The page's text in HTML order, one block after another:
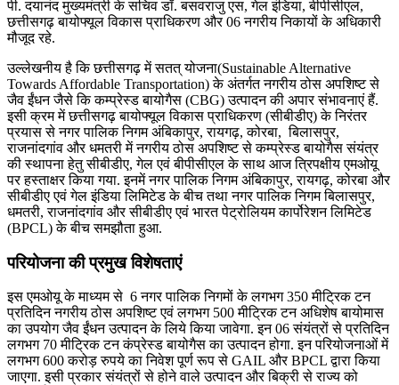
पी. दयानंद मुख्यमंत्री के सचिव डॉ. बसवराजु एस, गेल इंडिया, बीपीसीएल,
छत्तीसगढ़ बायोफ्यूल विकास प्राधिकरण और 06 नगरीय निकायों के अधिकारी
मौजूद रहे.
उल्लेखनीय है कि छत्तीसगढ़ में सतत् योजना(Sustainable Alternative
Towards Affordable Transportation) के अंतर्गत नगरीय ठोस अपशिष्ट से
जैव ईंधन जैसे कि कम्प्रेस्ड बायोगैस (CBG) उत्पादन की अपार संभावनाएं हैं.
इसी क्रम में छत्तीसगढ़ बायोफ्यूल विकास प्राधिकरण (सीबीडीए) के निरंतर
प्रयास से नगर पालिक निगम अंबिकापुर, रायगढ़, कोरबा, बिलासपुर,
राजनांदगांव और धमतरी में नगरीय ठोस अपशिष्ट से कम्प्रेस्ड बायोगैस संयंत्र
की स्थापना हेतु सीबीडीए, गेल एवं बीपीसीएल के साथ आज त्रिपक्षीय एमओयू
पर हस्ताक्षर किया गया. इनमें नगर पालिक निगम अंबिकापुर, रायगढ़, कोरबा और
सीबीडीए एवं गेल इंडिया लिमिटेड के बीच तथा नगर पालिक निगम बिलासपुर,
धमतरी, राजनांदगांव और सीबीडीए एवं भारत पेट्रोलियम कार्पोरेशन लिमिटेड
(BPCL) के बीच समझौता हुआ.
परियोजना की प्रमुख विशेषताएं
इस एमओयू के माध्यम से 6 नगर पालिक निगमों के लगभग 350 मीट्रिक टन
प्रतिदिन नगरीय ठोस अपशिष्ट एवं लगभग 500 मीट्रिक टन अधिशेष बायोमास
का उपयोग जैव ईंधन उत्पादन के लिये किया जावेगा. इन 06 संयंत्रों से प्रतिदिन
लगभग 70 मीट्रिक टन कंप्रेस्ड बायोगैस का उत्पादन होगा. इन परियोजनाओं में
लगभग 600 करोड़ रुपये का निवेश पूर्ण रूप से GAIL और BPCL द्वारा किया
जाएगा. इसी प्रकार संयंत्रों से होने वाले उत्पादन और बिक्री से राज्य को